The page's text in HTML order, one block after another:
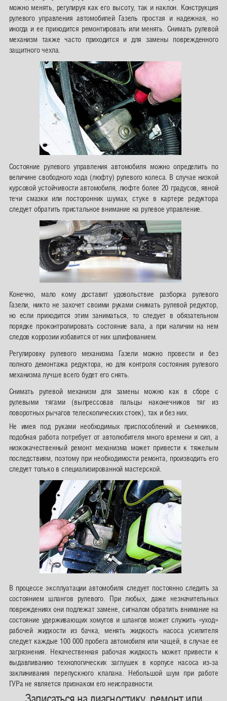
можно менять, регулируя как его высоту, так и наклон. Конструкция
рулевого управления автомобилей Газель простая и надежная, но
иногда и ее приходится ремонтировать или менять. Снимать рулевой
механизм также часто приходится и для замены поврежденного
защитного чехла.
Состояние рулевого управления автомобиля можно определить по
величине свободного хода (люфту) рулевого колеса. В случае низкой
курсовой устойчивости автомобиля, люфте более 20 градусов, явной
течи смазки или посторонних шумах, стуке в картере редуктора
следует обратить пристальное внимание на рулевое управление.
Конечно, мало кому доставит удовольствие разборка рулевого
Газели, никто не захочет своими руками снимать рулевой редуктор,
но если приходится этим заниматься, то следует в обязательном
порядке проконтролировать состояние вала, а при наличии на нем
следов коррозии избавится от них шлифованием.
Регулировку рулевого механизма Газели можно провести и без
полного демонтажа редуктора, но для контроля состояния рулевого
механизма лучше всего будет его снять.
Снимать рулевой механизм для замены можно как в сборе с
рулевыми тягами (выпрессовав пальцы наконечников тяг из
поворотных рычагов телескопических стоек), так и без них.
Не имея под руками необходимых приспособлений и съемников,
подобная работа потребует от автолюбителя много времени и сил, а
низкокачественный ремонт механизма может привести к тяжелым
последствиям, поэтому при необходимости ремонта, производить его
следует только в специализированной мастерской.
В процессе эксплуатации автомобиля следует постоянно следить за
состоянием шлангов рулевого. При любых, даже незначительных
повреждениях они подлежат замене, сигналом обратить внимание на
состояние удерживающих хомутов и шлангов может служить «уход»
рабочей жидкости из бачка, менять жидкость насоса усилителя
следует каждые 100 000 пробега автомобиля или чащей, в случае ее
загрязнения. Некачественная рабочая жидкость может привести к
выдавливанию технологических заглушек в корпусе насоса из-за
заклинивания перепускного клапана. Небольшой шум при работе
ГУРа не является признаком его неисправности.